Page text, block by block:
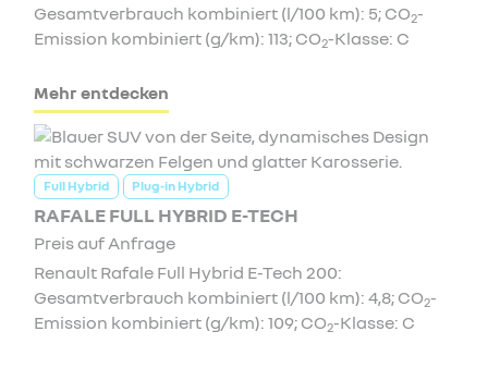
Gesamtverbrauch kombiniert (l/100 km): 5; CO2-
Emission kombiniert (g/km): 113; CO2-Klasse: C
Mehr entdecken
Full Hybrid Plug-in Hybrid
RAFALE FULL HYBRID E-TECH
Preis auf Anfrage
Renault Rafale Full Hybrid E-Tech 200:
Gesamtverbrauch kombiniert (l/100 km): 4,8; CO2-
Emission kombiniert (g/km): 109; CO2-Klasse: C